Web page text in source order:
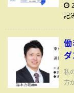
記
働
私
方